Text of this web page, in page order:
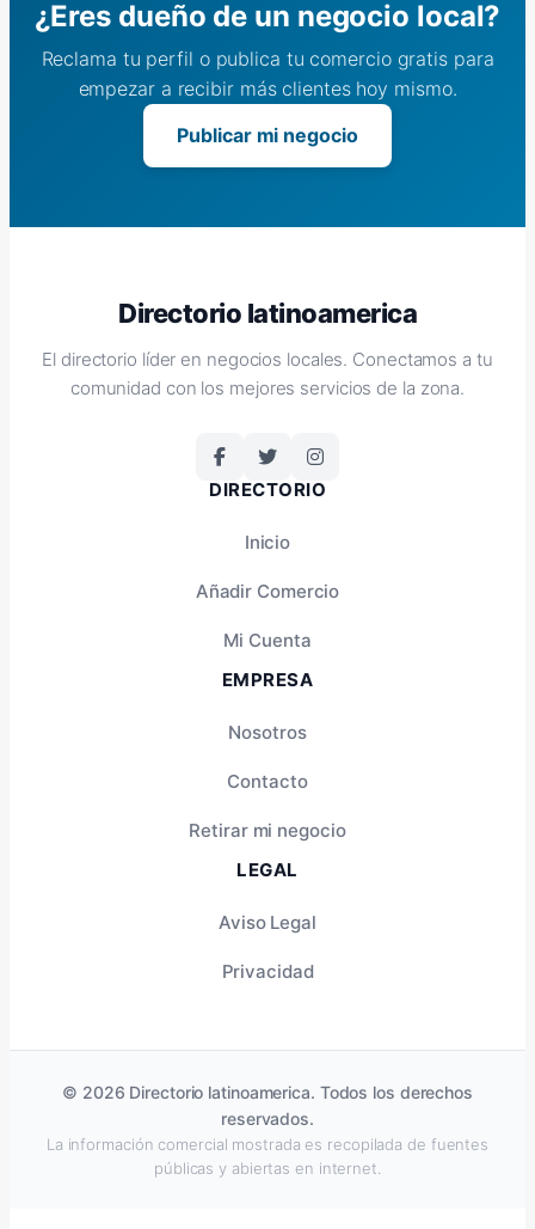
¿Eres dueño de un negocio local?
Reclama tu perfil o publica tu comercio gratis para
empezar a recibir más clientes hoy mismo.
Publicar mi negocio
Directorio latinoamerica
El directorio líder en negocios locales. Conectamos a tu
comunidad con los mejores servicios de la zona.
DIRECTORIO
Inicio
Añadir Comercio
Mi Cuenta
EMPRESA
Nosotros
Contacto
Retirar mi negocio
LEGAL
Aviso Legal
Privacidad
© 2026 Directorio latinoamerica. Todos los derechos
reservados.
La información comercial mostrada es recopilada de fuentes
públicas y abiertas en internet.